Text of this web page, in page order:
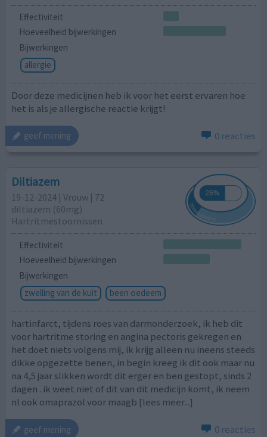
Effectiviteit
Hoeveelheid bijwerkingen
Bijwerkingen
allergie
Door deze medicijnen heb ik voor het eerst ervaren hoe
het is als je allergische reactie krijgt!
geef mening 0 reacties
Diltiazem
19-12-2024 | Vrouw | 72
diltiazem (60mg)
Hartritmestoornissen
Effectiviteit
Hoeveelheid bijwerkingen
Bijwerkingen
zwelling van de kuit
been oedeem
hartinfarct, tijdens roes van darmonderzoek, ik heb dit
voor hartritme storing en angina pectoris gekregen en
het doet niets volgens mij, ik krijg alleen nu ineens steeds
dikke opgezette benen, in begin kreeg ik dit ook maar nu
na 4,5 jaar slikken wordt dit erger en ben gestopt, sinds 2
dagen . ik weet niet of dit van dit medicijn komt, ik neem
nl ook omaprazol voor maagb [lees meer...]
geef mening 0 reacties